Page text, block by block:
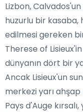
Lizbon,
huzurlu bir kasaba,
edilmesi gereken
Therese of
dünyanın dört bir
Ancak Lisieux'un
merkezi yarı
Pays d'Auge